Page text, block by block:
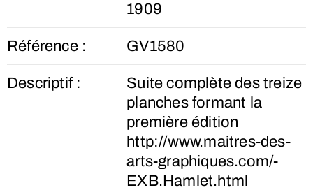
1909
Référence : GV1580
Descriptif :
Suite complète des treize
planches formant la
première édition
http://www.maitres-des-
arts-graphiques.com/-
EXB.Hamlet.html